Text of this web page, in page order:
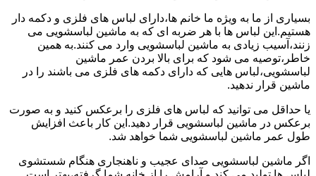
بسیاری از ما به ویژه ما خانم ها،دارای لباس های فلزی و دکمه دار
هستیم.این لباس ها با هر ضربه ای که به ماشین لباسشویی می
زنند،آسیب زیادی به ماشین لباسشویی وارد می کنند.به همین
خاطر،توصیه می شود که برای بالا بردن عمر ماشین
لباسشویی،لباس هایی که دارای دکمه های فلزی می باشند را در
ماشین قرار ندهید.
یا حداقل می توانید که لباس های فلزی را برعکس کنید و به صورت
برعکس در ماشین لباسشویی قرار دهید.این کار باعث افزایش
طول عمر ماشین لباسشویی شما خواهد شد.
اگر ماشین لباسشویی صدای عجیب و ناهنجاری هنگام شستشوی